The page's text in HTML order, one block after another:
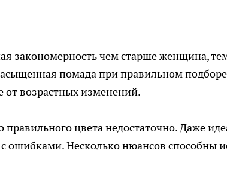
закономерность чем старше женщина,
помада при правильном
от возрастных изменений.
правильного цвета недостаточно. Даже
ошибками. Несколько нюансов способны